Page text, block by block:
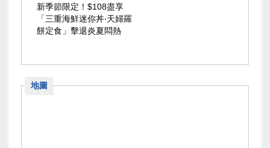
新季節限定！$108盡享
「三重海鮮迷你丼‧天婦羅
餅定食」擊退炎夏悶熱
地圖